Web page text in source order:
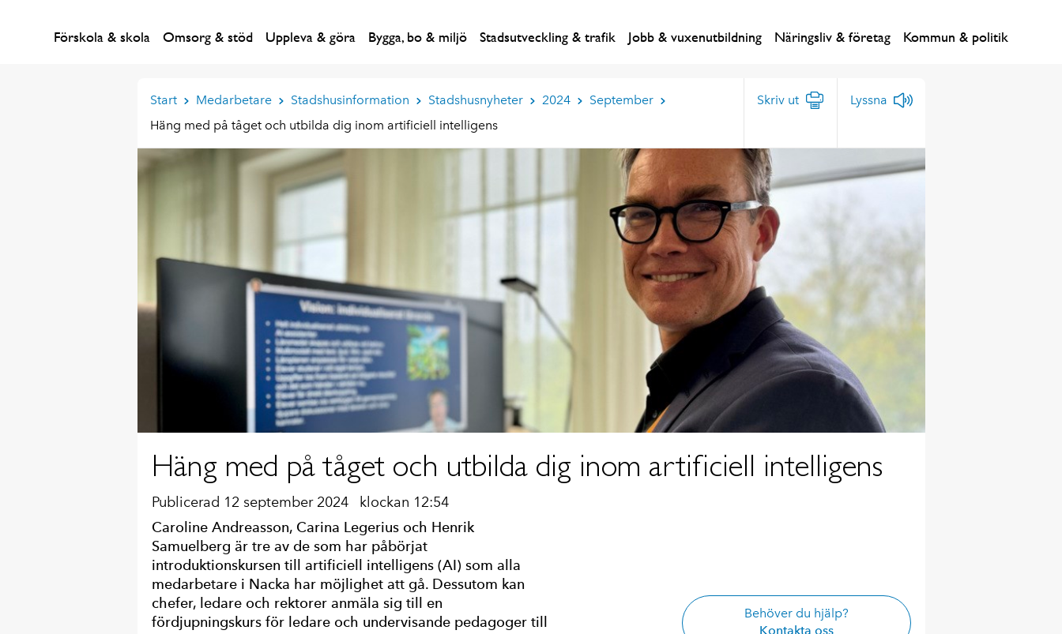
Förskola & skola Omsorg & stöd Uppleva & göra Bygga, bo & miljö Stadsutveckling & trafik Jobb & vuxenutbildning Näringsliv & företag Kommun & politik
Start Medarbetare Stadshusinformation Stadshusnyheter 2024
September
Häng med på tåget och utbilda dig inom artificiell intelligens
Skriv ut Lyssna
Häng med på tåget och utbilda dig inom artificiell intelligens
Publicerad 12 september 2024 klockan 12:54
Caroline Andreasson, Carina Legerius och Henrik
Samuelberg är tre av de som har påbörjat
introduktionskursen till artificiell intelligens (AI) som alla
medarbetare i Nacka har möjlighet att gå. Dessutom kan
chefer, ledare och rektorer anmäla sig till en
fördjupningskurs för ledare och undervisande pedagoger till
Behöver du hjälp?
Kontakta oss